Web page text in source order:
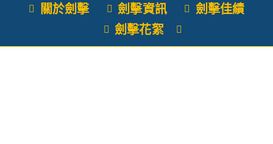
學與教
校風及學生支援
關於劍擊 劍擊資訊
劍擊佳績
劍擊花絮